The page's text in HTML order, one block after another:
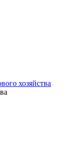
хозяйства